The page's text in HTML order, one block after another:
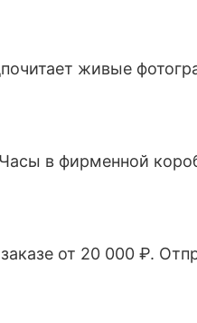
живые
в фирменной
от 20 000 ₽.